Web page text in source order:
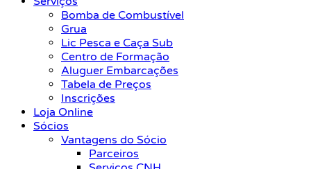
Bomba de Combustível
Grua
Lic Pesca e Caça Sub
Centro de Formação
Aluguer Embarcações
Tabela de Preços
Inscrições
Loja Online
Sócios
Vantagens do Sócio
Parceiros